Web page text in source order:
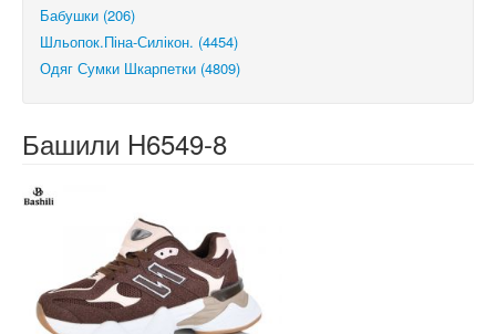
Бабушки (206)
Шльопок.Піна-Силікон. (4454)
Одяг Сумки Шкарпетки (4809)
Башили H6549-8